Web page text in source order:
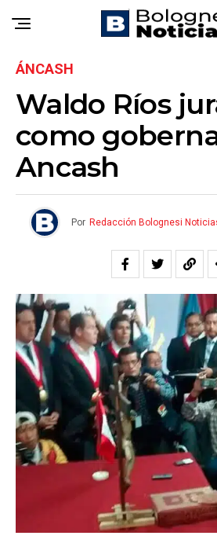
ÁNCASH
Waldo Ríos
como
Ancash
Por Redacción Bolognesi